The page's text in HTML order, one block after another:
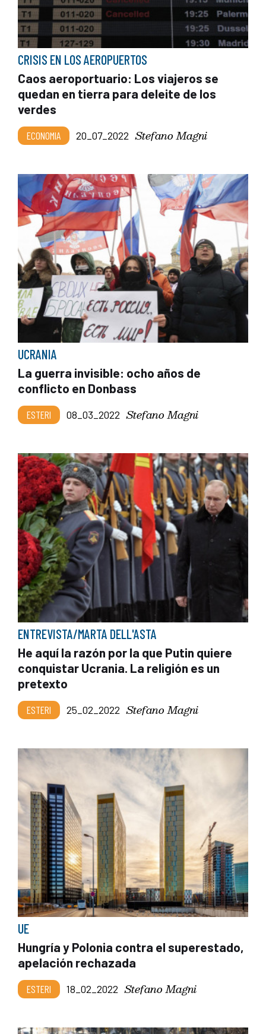
CRISIS EN LOS AEROPUERTOS
Caos aeroportuario: Los viajeros se
quedan en tierra para deleite de los
verdes
ECONOMIA 20_07_2022 Stefano Magni
UCRANIA
La guerra invisible: ocho años de
conflicto en Donbass
ESTERI 08_03_2022 Stefano Magni
ENTREVISTA/MARTA DELL'ASTA
He aquí la razón por la que Putin quiere
conquistar Ucrania. La religión es un
pretexto
ESTERI 25_02_2022 Stefano Magni
UE
Hungría y Polonia contra el superestado,
apelación rechazada
ESTERI 18_02_2022 Stefano Magni